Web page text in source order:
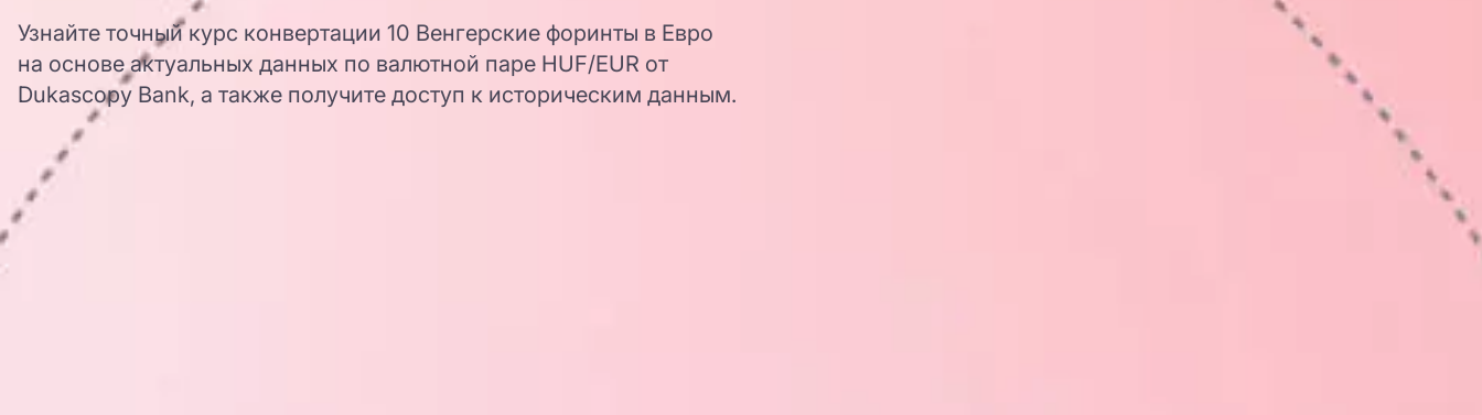
Узнайте точный курс конвертации 10 Венгерские форинты в Евро
на основе актуальных данных по валютной паре HUF/EUR от
Dukascopy Bank, а также получите доступ к историческим данным.